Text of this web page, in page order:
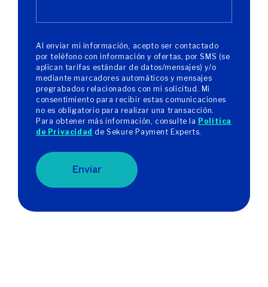
Al enviar mi información, acepto ser contactado
por teléfono con información y ofertas, por SMS (se
aplican tarifas estándar de datos/mensajes) y/o
mediante marcadores automáticos y mensajes
pregrabados relacionados con mi solicitud. Mi
consentimiento para recibir estas comunicaciones
no es obligatorio para realizar una transacción.
Para obtener más información, consulte la Política
de Privacidad de Sekure Payment Experts.
Enviar